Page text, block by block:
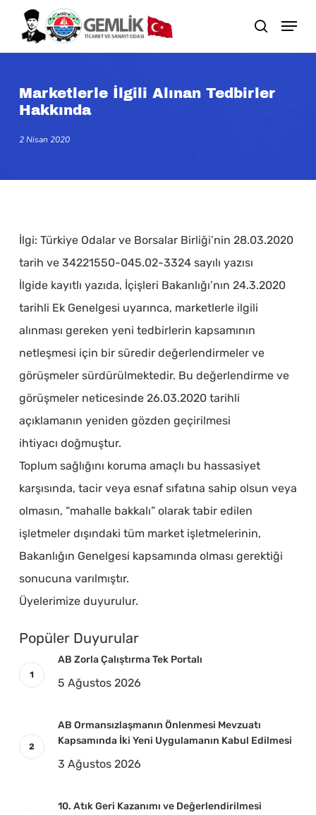
main
search
Marketlerle İlgili Alınan Tedbirler
Hakkında
2 Nisan 2020
İlgi: Türkiye Odalar ve Borsalar Birliği’nin 28.03.2020
tarih ve 34221550-045.02-3324 sayılı yazısı
İlgide kayıtlı yazıda, İçişleri Bakanlığı’nın 24.3.2020
tarihli Ek Genelgesi uyarınca, marketlerle ilgili
alınması gereken yeni tedbirlerin kapsamının
netleşmesi için bir süredir değerlendirmeler ve
görüşmeler sürdürülmektedir. Bu değerlendirme ve
görüşmeler neticesinde 26.03.2020 tarihli
açıklamanın yeniden gözden geçirilmesi
ihtiyacı doğmuştur.
Toplum sağlığını koruma amaçlı bu hassasiyet
karşısında, tacir veya esnaf sıfatına sahip olsun veya
olmasın, “mahalle bakkalı” olarak tabir edilen
işletmeler dışındaki tüm market işletmelerinin,
Bakanlığın Genelgesi kapsamında olması gerektiği
sonucuna varılmıştır.
Üyelerimize duyurulur.
Popüler Duyurular
AB Zorla Çalıştırma Tek Portalı
5 Ağustos 2026
AB Ormansızlaşmanın Önlenmesi Mevzuatı
Kapsamında İki Yeni Uygulamanın Kabul Edilmesi
3 Ağustos 2026
10. Atık Geri Kazanımı ve Değerlendirilmesi